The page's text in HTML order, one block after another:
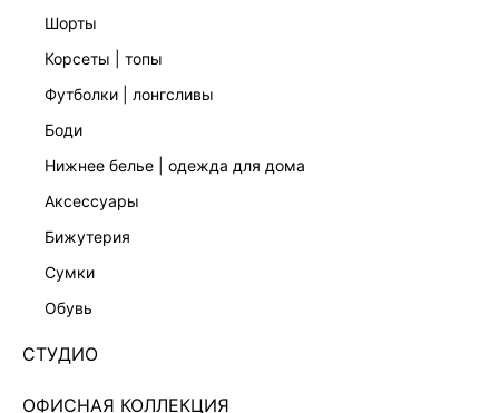
шорты
корсеты | топы
футболки | лонгсливы
боди
нижнее белье | одежда для дома
аксессуары
бижутерия
сумки
обувь
СТУДИО
ОФИСНАЯ КОЛЛЕКЦИЯ
4254425206-103